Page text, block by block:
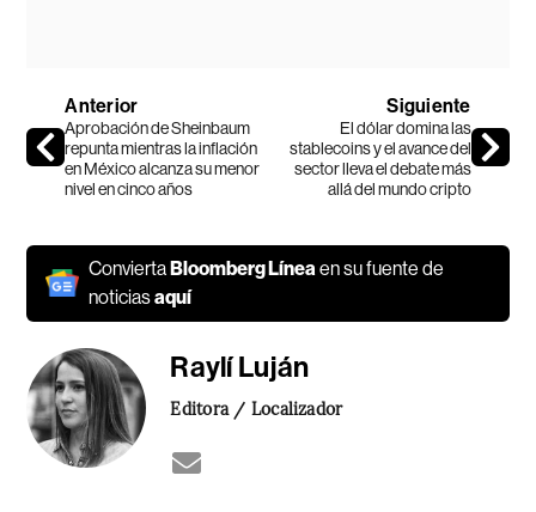
Anterior
Aprobación de Sheinbaum
repunta mientras la inflación
en México alcanza su menor
nivel en cinco años
Siguiente
El dólar domina las
stablecoins y el avance del
sector lleva el debate más
allá del mundo cripto
ConviertaBloomberg Línea en su fuente de
noticiasaquí
Raylí Luján
Editora / Localizador